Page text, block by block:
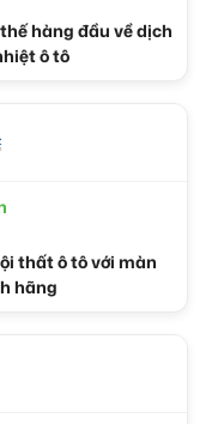
hàng đầu về dịch
ô tô
thất ô tô với màn
hãng